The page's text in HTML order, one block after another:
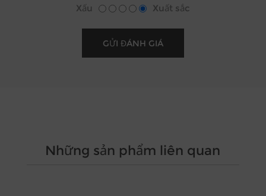
Xấu Xuất sắc
Những sản phẩm liên quan